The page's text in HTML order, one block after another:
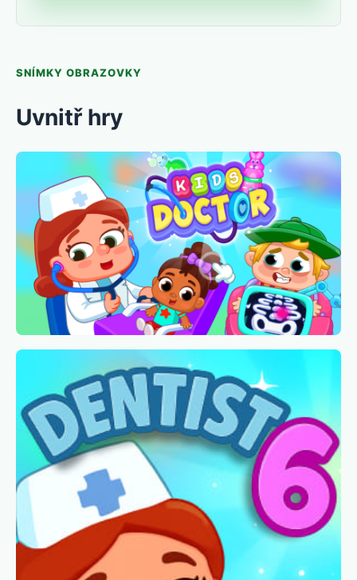
SNÍMKY OBRAZOVKY
Uvnitř hry